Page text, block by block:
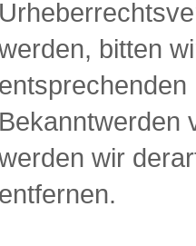
bitten
entsprechenden
Bekanntwerden
wir
entfernen.